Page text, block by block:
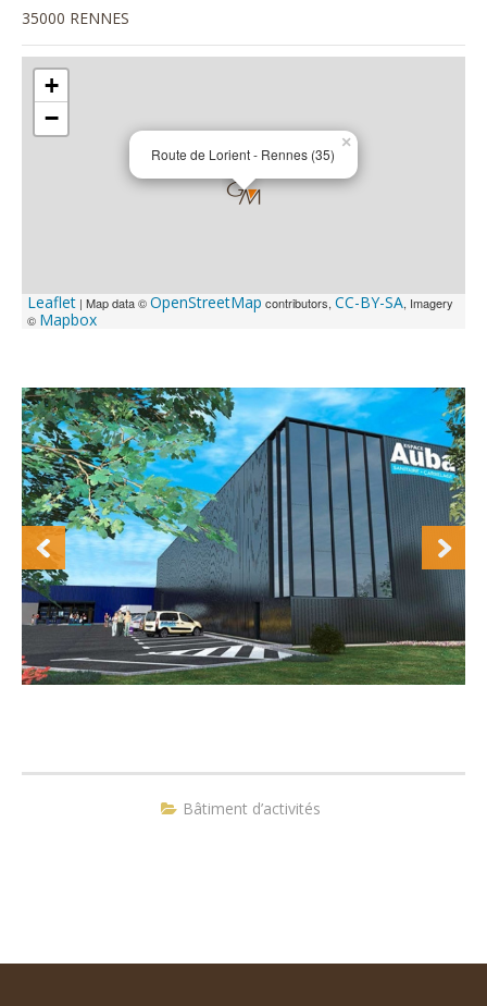
35000 RENNES
Route de Lorient - Rennes (35)
×
+
−
Leaflet | Map data ©OpenStreetMap contributors, CC-BY-SA, Imagery
© Mapbox
Bâtiment d’activités